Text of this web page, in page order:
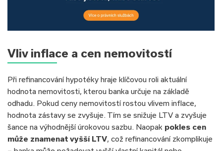
Vliv inflace a cen nemovitostí
Při refinancování hypotéky hraje klíčovou roli aktuální
hodnota nemovitosti, kterou banka určuje na základě
odhadu. Pokud ceny nemovitostí rostou vlivem inflace,
hodnota zástavy se zvyšuje. Tím se snižuje LTV a zvyšuje
šance na výhodnější úrokovou sazbu. Naopak pokles cen
může znamenat vyšší LTV, což refinancování zkomplikuje